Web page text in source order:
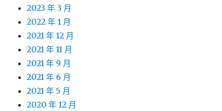
2023 年 3 月
2022 年 1 月
2021 年 12 月
2021 年 11 月
2021 年 9 月
2021 年 6 月
2021 年 5 月
2020 年 12 月